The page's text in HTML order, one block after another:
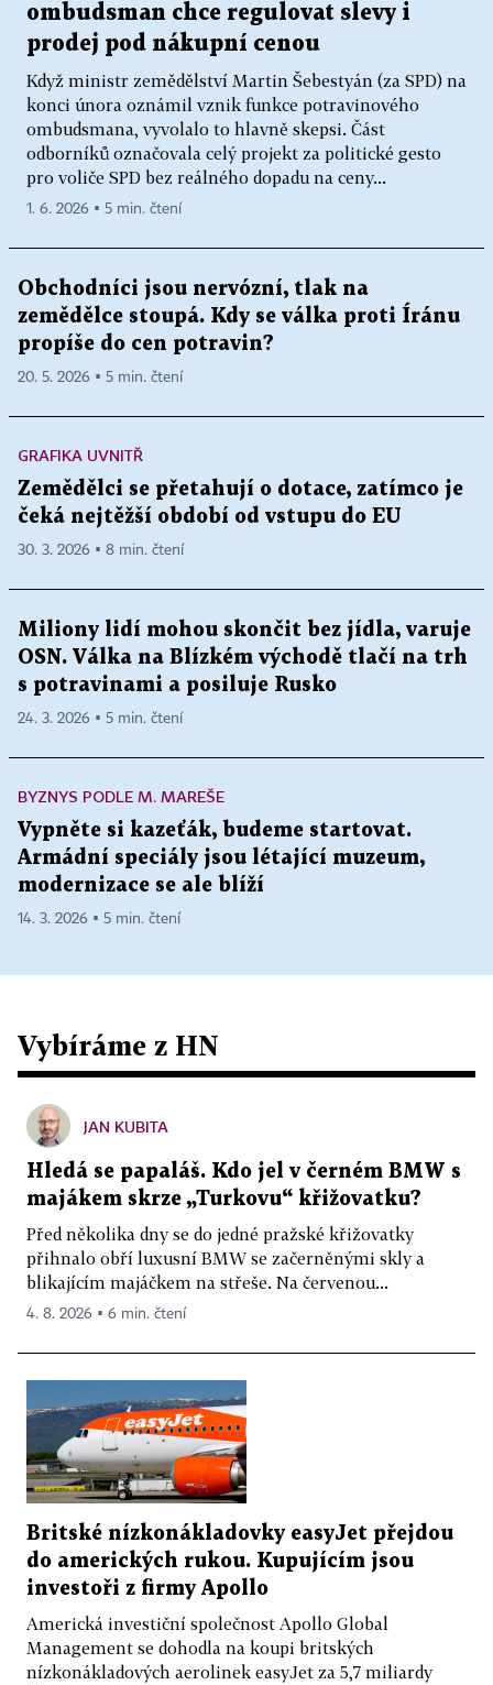
ombudsman chce regulovat slevy i
prodej pod nákupní cenou
Když ministr zemědělství Martin Šebestyán (za SPD) na
konci února oznámil vznik funkce potravinového
ombudsmana, vyvolalo to hlavně skepsi. Část
odborníků označovala celý projekt za politické gesto
pro voliče SPD bez reálného dopadu na ceny...
1. 6. 2026 ▪ 5 min. čtení
Obchodníci jsou nervózní, tlak na
zemědělce stoupá. Kdy se válka proti Íránu
propíše do cen potravin?
20. 5. 2026 ▪ 5 min. čtení
GRAFIKA UVNITŘ
Zemědělci se přetahují o dotace, zatímco je
čeká nejtěžší období od vstupu do EU
30. 3. 2026 ▪ 8 min. čtení
Miliony lidí mohou skončit bez jídla, varuje
OSN. Válka na Blízkém východě tlačí na trh
s potravinami a posiluje Rusko
24. 3. 2026 ▪ 5 min. čtení
BYZNYS PODLE M. MAREŠE
Vypněte si kazeťák, budeme startovat.
Armádní speciály jsou létající muzeum,
modernizace se ale blíží
14. 3. 2026 ▪ 5 min. čtení
Vybíráme z HN
JAN KUBITA
Hledá se papaláš. Kdo jel v černém BMW s
majákem skrze „Turkovu“ křižovatku?
Před několika dny se do jedné pražské křižovatky
přihnalo obří luxusní BMW se začerněnými skly a
blikajícím majáčkem na střeše. Na červenou...
4. 8. 2026 ▪ 6 min. čtení
Britské nízkonákladovky easyJet přejdou
do amerických rukou. Kupujícím jsou
investoři z firmy Apollo
Americká investiční společnost Apollo Global
Management se dohodla na koupi britských
nízkonákladových aerolinek easyJet za 5,7 miliardy